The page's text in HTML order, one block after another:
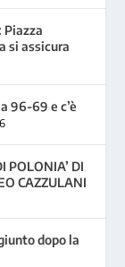
Piazza
si assicura
96-69 e c’è
POLONIA’ DI
CAZZULANI
dopo la